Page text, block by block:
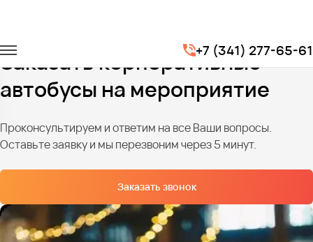
+7 (341) 277-65-61
Заказать корпоративные
автобусы на мероприятие
Проконсультируем и ответим на все Ваши вопросы.
Оставьте заявку и мы перезвоним через 5 минут.
Заказать звонок